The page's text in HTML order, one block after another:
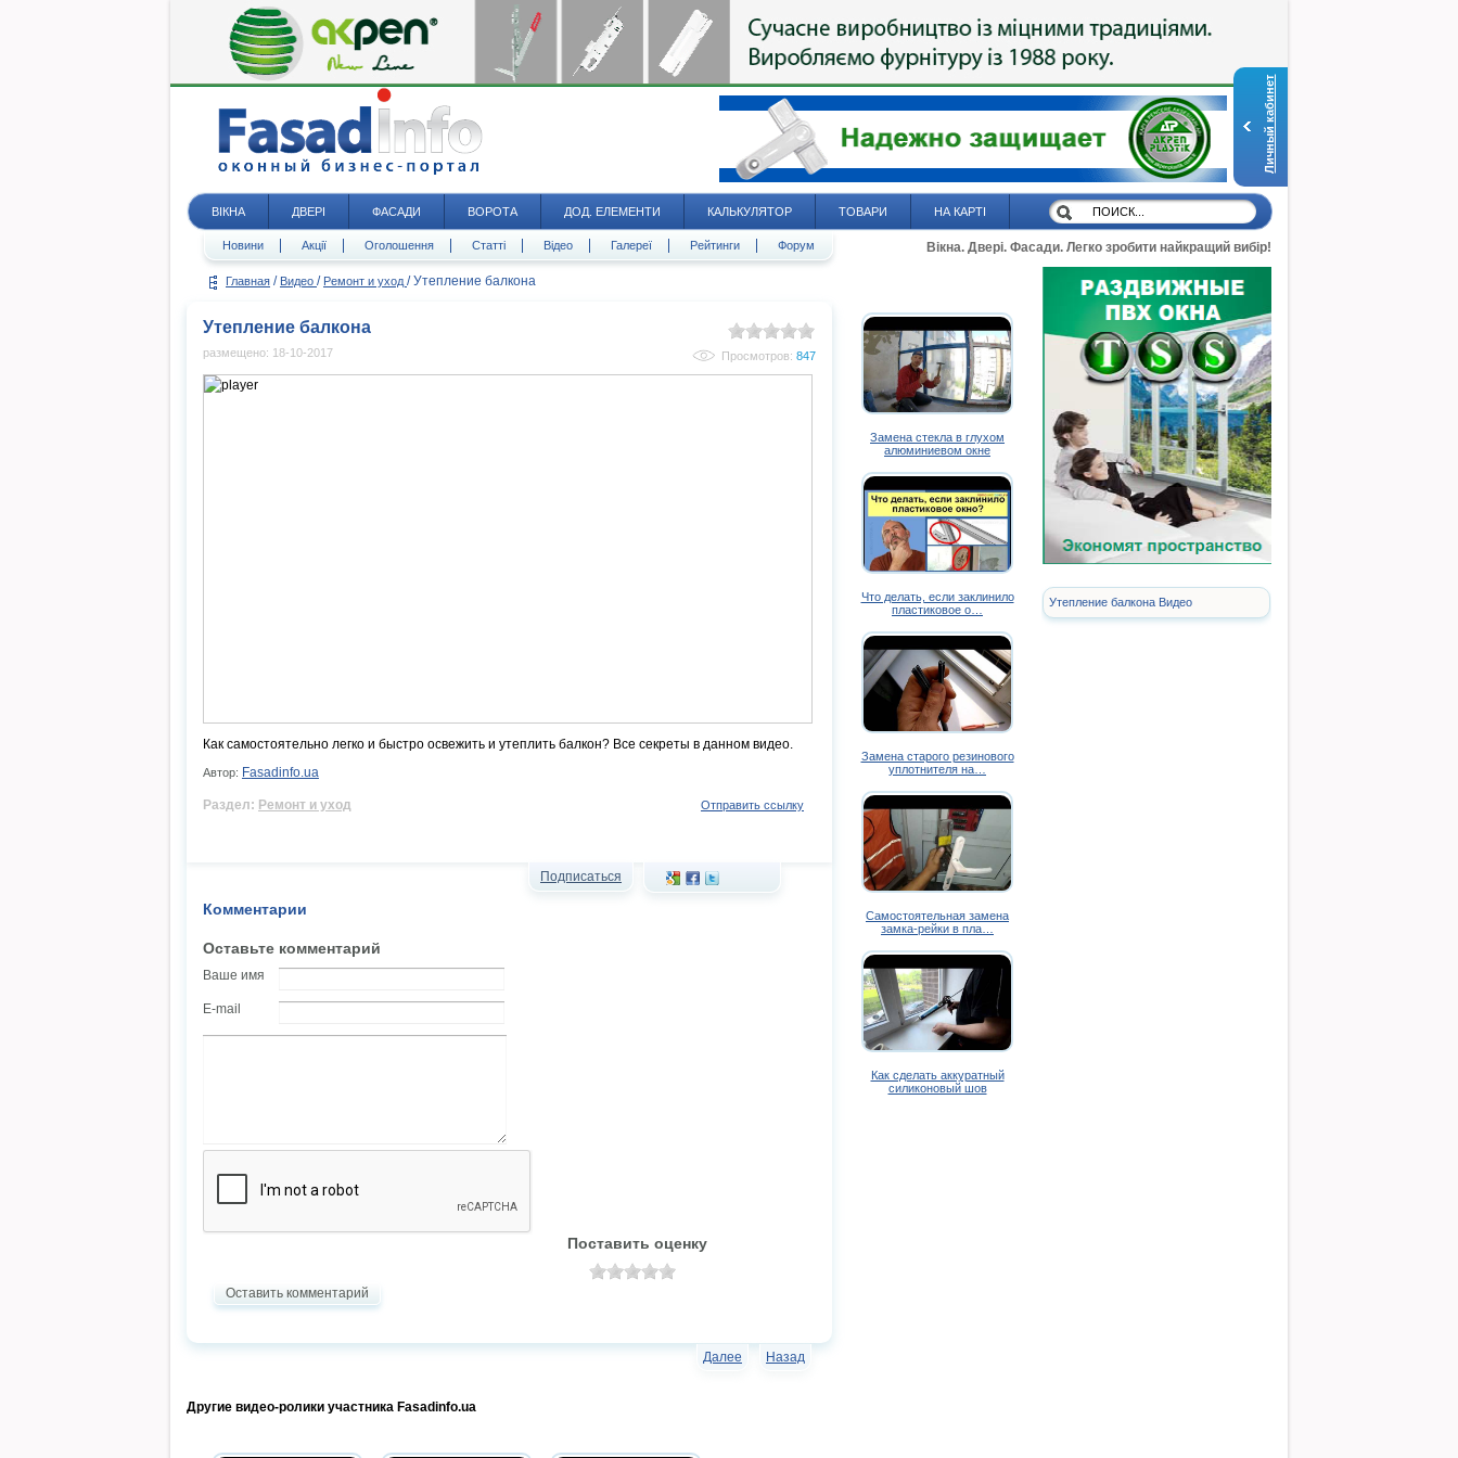
Личный кабинет
ВІКНА ДВЕРІ ФАСАДИ ВОРОТА ДОД. ЕЛЕМЕНТИ КАЛЬКУЛЯТОР ТОВАРИ НА КАРТІ
Новини Акції Оголошення Статті Відео Галереї Рейтинги Форум Вікна. Двері. Фасади. Легко зробити найкращий вибір!
Главная / Видео / Ремонт и уход / Утепление балкона
Утепление балкона
размещено: 18-10-2017 Просмотров: 847
Как самостоятельно легко и быстро освежить и утеплить балкон? Все секреты в данном видео.
Автор: Fasadinfo.ua
Раздел: Ремонт и уход Отправить ссылку
Подписаться
Комментарии
Оставьте комментарий
Ваше имя
E-mail
Поставить оценку
Оставить комментарий
Назад
Далее
Другие видео-ролики участника Fasadinfo.ua
Замена стекла в глухом
алюминиевом окне
Что делать, если заклинило
пластиковое о…
Замена старого резинового
уплотнителя на…
Самостоятельная замена
замка-рейки в пла…
Как сделать аккуратный
силиконовый шов
Утепление балкона Видео